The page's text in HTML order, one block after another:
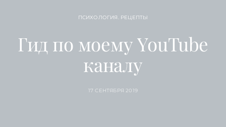
ПСИХОЛОГИЯ. РЕЦЕПТЫ
Гид по моему YouTube
каналу
17 СЕНТЯБРЯ 2019